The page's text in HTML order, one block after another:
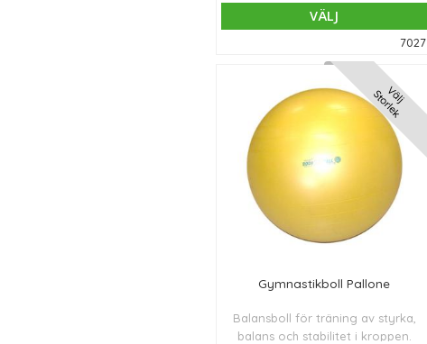
VÄLJ
7027
Välj
Storlek
Gymnastikboll Pallone
Balansboll för träning av styrka,
balans och stabilitet i kroppen.